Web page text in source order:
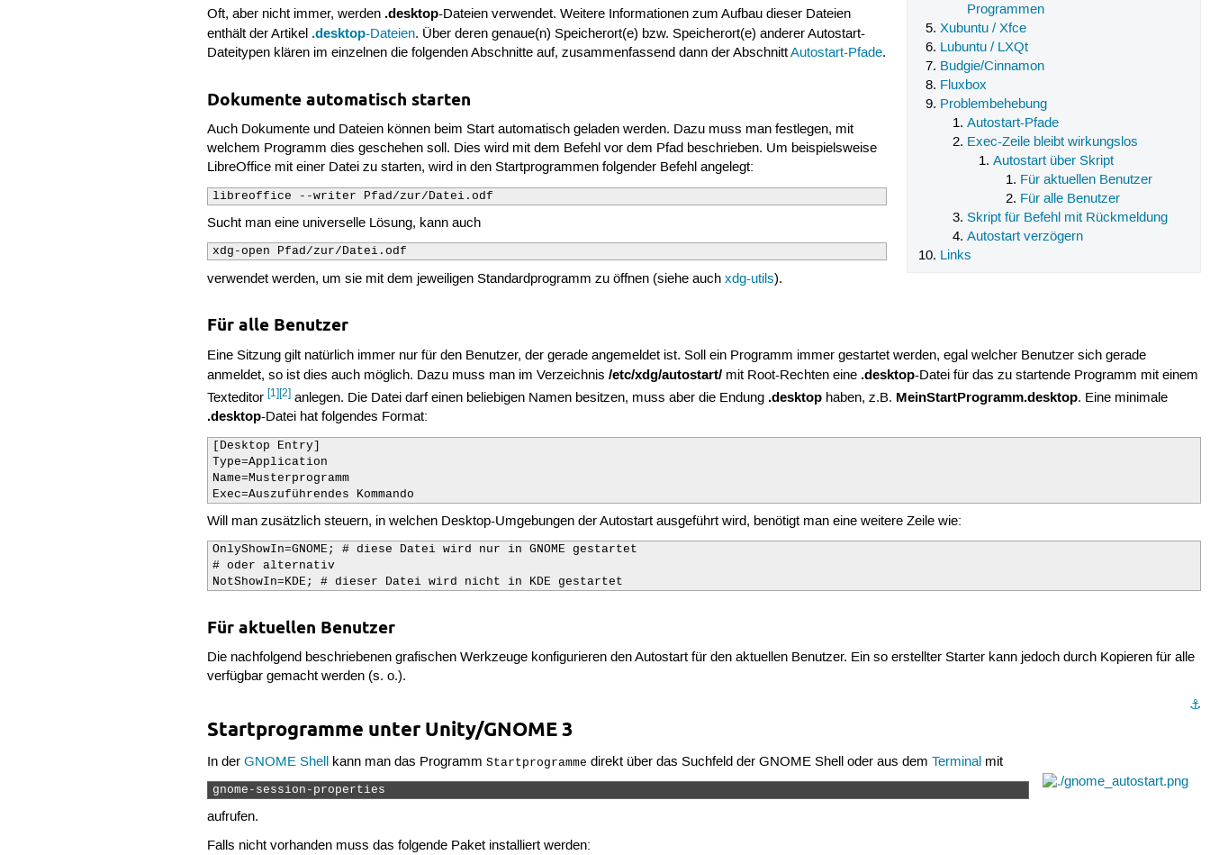
Programmen
Xubuntu / Xfce
Lubuntu / LXQt
Budgie/Cinnamon
Fluxbox
Problembehebung
Autostart-Pfade
Exec-Zeile bleibt wirkungslos
Autostart über Skript
Für aktuellen Benutzer
Für alle Benutzer
Skript für Befehl mit Rückmeldung
Autostart verzögern
Links
Oft, aber nicht immer, werden .desktop-Dateien verwendet. Weitere Informationen zum Aufbau dieser Dateien
enthält der Artikel .desktop-Dateien. Über deren genaue(n) Speicherort(e) bzw. Speicherort(e) anderer Autostart-
Dateitypen klären im einzelnen die folgenden Abschnitte auf, zusammenfassend dann der AbschnittAutostart-Pfade.
Dokumente automatisch starten
Auch Dokumente und Dateien können beim Start automatisch geladen werden. Dazu muss man festlegen, mit
welchem Programm dies geschehen soll. Dies wird mit dem Befehl vor dem Pfad beschrieben. Um beispielsweise
LibreOffice mit einer Datei zu starten, wird in den Startprogrammen folgender Befehl angelegt:
libreoffice --writer Pfad/zur/Datei.odf
Sucht man eine universelle Lösung, kann auch
xdg-open Pfad/zur/Datei.odf
verwendet werden, um sie mit dem jeweiligen Standardprogramm zu öffnen (siehe auchxdg-utils).
Für alle Benutzer
Eine Sitzung gilt natürlich immer nur für den Benutzer, der gerade angemeldet ist. Soll ein Programm immer gestartet werden, egal welcher Benutzer sich gerade
anmeldet, so ist dies auch möglich. Dazu muss man im Verzeichnis/etc/xdg/autostart/ mit Root-Rechten eine .desktop-Datei für das zu startende Programm mit einem
Texteditor[1][2] anlegen. Die Datei darf einen beliebigen Namen besitzen, muss aber die Endung .desktop haben, z.B. MeinStartProgramm.desktop. Eine minimale
.desktop-Datei hat folgendes Format:
[Desktop Entry]
Type=Application
Name=Musterprogramm
Exec=Auszuführendes Kommando
Will man zusätzlich steuern, in welchen Desktop-Umgebungen der Autostart ausgeführt wird, benötigt man eine weitere Zeile wie:
OnlyShowIn=GNOME; # diese Datei wird nur in GNOME gestartet
# oder alternativ
NotShowIn=KDE; # dieser Datei wird nicht in KDE gestartet
Für aktuellen Benutzer
Die nachfolgend beschriebenen grafischen Werkzeuge konfigurieren den Autostart für den aktuellen Benutzer. Ein so erstellter Starter kann jedoch durch Kopieren für alle
verfügbar gemacht werden (s. o.).
⚓︎
Startprogramme unter Unity/GNOME 3
In derGNOME Shell kann man das ProgrammStartprogramme direkt über das Suchfeld der GNOME Shell oder aus demTerminal mit
gnome-session-properties
aufrufen.
Falls nicht vorhanden muss das folgende Paket installiert werden: